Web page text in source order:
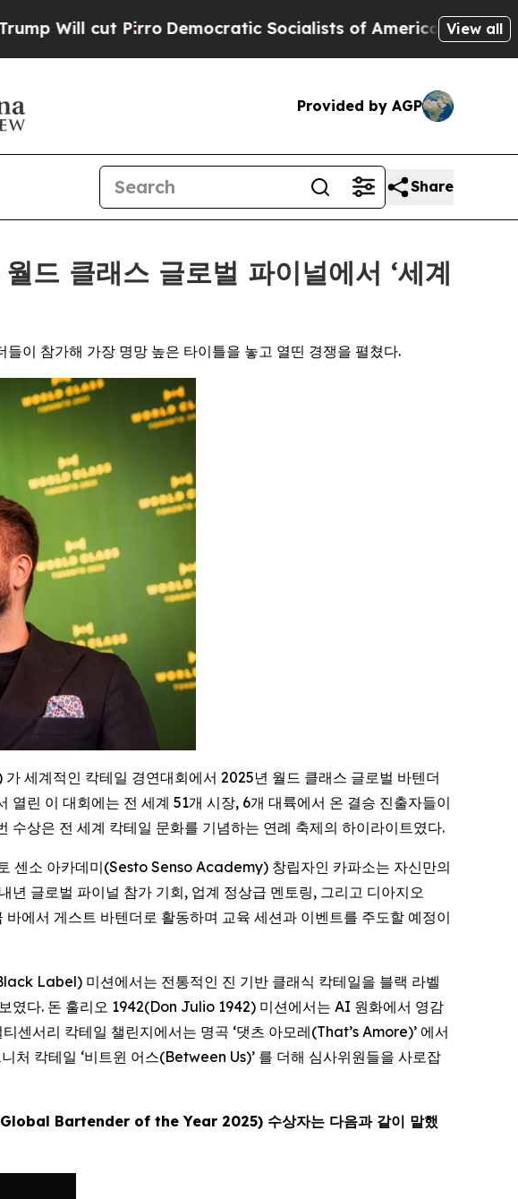
PirroDemocratic Socialists of America Propose Radical
View all
Provided by AGP
Share
드 클래스 글로벌 파이널에서 ‘세계
이 참가해 가장 명망 높은 타이틀을 놓고 열띤 경쟁을 펼쳤다.
세계적인 칵테일 경연대회에서 2025년 월드 클래스 글로벌 바텐더
린 이 대회에는 전 세계 51개 시장, 6개 대륙에서 온 결승 진출자들이
상은 전 세계 칵테일 문화를 기념하는 연례 축제의 하이라이트였다.
센소 아카데미(Sesto Senso Academy) 창립자인 카파소는 자신만의
글로벌 파이널 참가 기회, 업계 정상급 멘토링, 그리고 디아지오
에서 게스트 바텐더로 활동하며 교육 세션과 이벤트를 주도할 예정이
Label) 미션에서는 전통적인 진 기반 클래식 칵테일을 블랙 라벨
였다. 돈 훌리오 1942(Don Julio 1942) 미션에서는 AI 원화에서 영감
서리 칵테일 챌린지에서는 명곡 ‘댓츠 아모레(That’s Amore)’ 에서
처 칵테일 ‘비트윈 어스(Between Us)’ 를 더해 심사위원들을 사로잡
Bartender of the Year 2025) 수상자는 다음과 같이 말했